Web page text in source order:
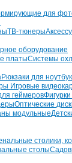
для
ТВ-тюнеры
оборудование
платыСистемы
Рюкзаки для
Игровые
геймеров
Оптические
модульные
столики,
столы